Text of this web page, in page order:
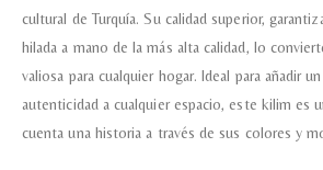
cultural de Turquía. Su calidad superior,
hilada a mano de la más alta calidad, lo
valiosa para cualquier hogar. Ideal para añadir
autenticidad a cualquier espacio, este kilim es
cuenta una historia a través de sus colores y